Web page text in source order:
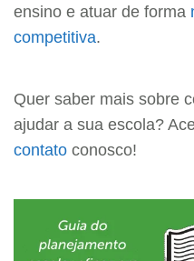
ensino e atuar de forma
competitiva.
Quer saber mais sobre
ajudar a sua escola?
contato conosco!